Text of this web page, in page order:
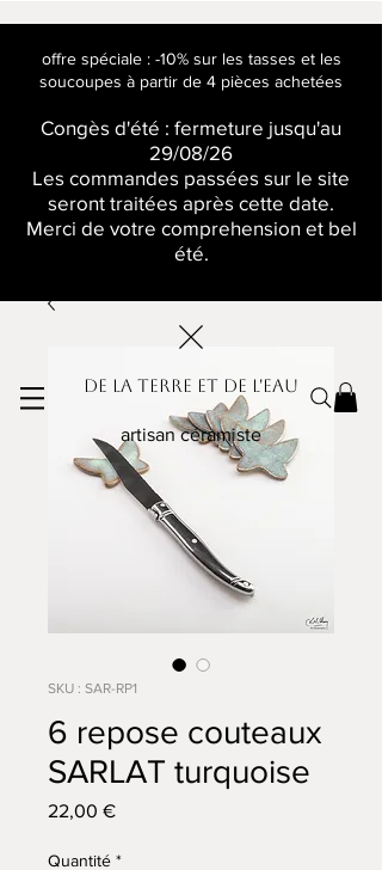
offre spéciale : -10% sur les tasses et les
soucoupes à partir de 4 pièces achetées
Congès d'été : fermeture jusqu'au
29/08/26
Les commandes passées sur le site
seront traitées après cette date.
Merci de votre comprehension et bel
été.
De la terre et de l'eau
artisan céramiste
SKU : SAR-RP1
6 repose couteaux
SARLAT turquoise
22,00 €Prix
Quantité *